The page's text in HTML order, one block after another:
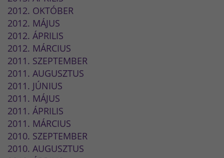
2012. OKTÓBER
2012. MÁJUS
2012. ÁPRILIS
2012. MÁRCIUS
2011. SZEPTEMBER
2011. AUGUSZTUS
2011. JÚNIUS
2011. MÁJUS
2011. ÁPRILIS
2011. MÁRCIUS
2010. SZEPTEMBER
2010. AUGUSZTUS